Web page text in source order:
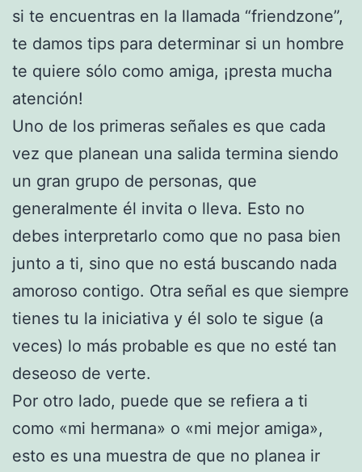
si te encuentras en la llamada “friendzone”,
te damos tips para determinar si un hombre
te quiere sólo como amiga, ¡presta mucha
atención!
Uno de los primeras señales es que cada
vez que planean una salida termina siendo
un gran grupo de personas, que
generalmente él invita o lleva. Esto no
debes interpretarlo como que no pasa bien
junto a ti, sino que no está buscando nada
amoroso contigo. Otra señal es que siempre
tienes tu la iniciativa y él solo te sigue (a
veces) lo más probable es que no esté tan
deseoso de verte.
Por otro lado, puede que se refiera a ti
como «mi hermana» o «mi mejor amiga»,
esto es una muestra de que no planea ir